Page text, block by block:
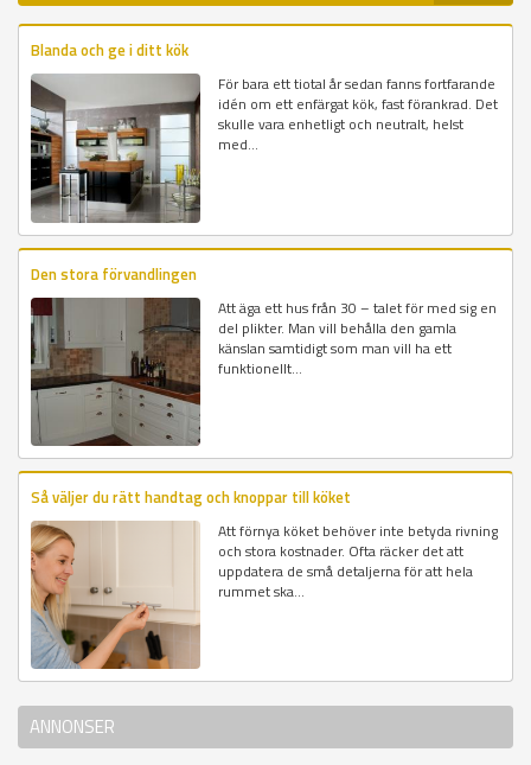
Blanda och ge i ditt kök
För bara ett tiotal år sedan fanns fortfarande
idén om ett enfärgat kök, fast förankrad. Det
skulle vara enhetligt och neutralt, helst
med...
Den stora förvandlingen
Att äga ett hus från 30 – talet för med sig en
del plikter. Man vill behålla den gamla
känslan samtidigt som man vill ha ett
funktionellt...
Så väljer du rätt handtag och knoppar till köket
Att förnya köket behöver inte betyda rivning
och stora kostnader. Ofta räcker det att
uppdatera de små detaljerna för att hela
rummet ska...
ANNONSER